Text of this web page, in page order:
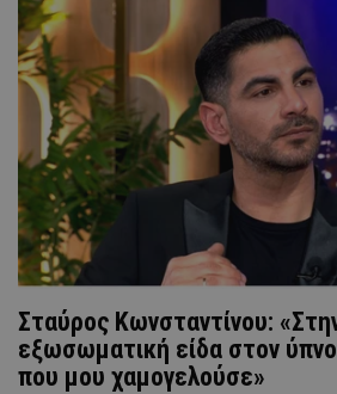
Σταύρος Κωνσταντίνου:
εξωσωματική είδα στον
που μου χαμογελούσε»